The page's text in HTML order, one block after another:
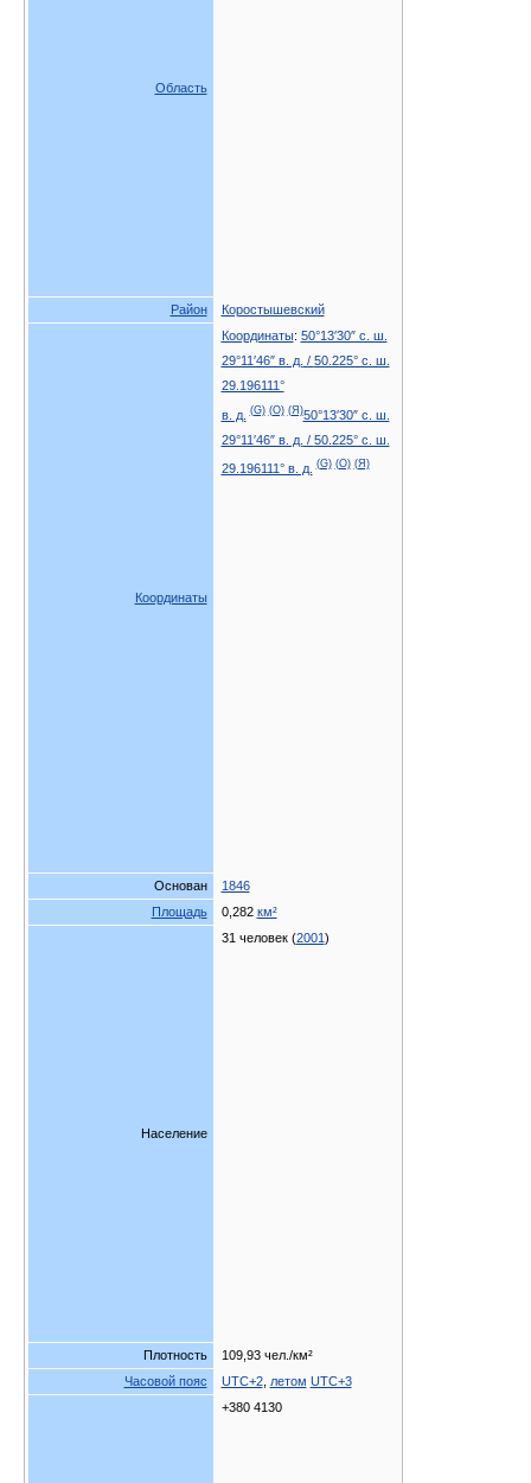
Область
Район Коростышевский
Координаты
Координаты: 50°13′30″ с. ш.
29°11′46″ в. д. / 50.225° с. ш.
29.196111°
в. д. (G) (O) (Я)50°13′30″ с. ш.
29°11′46″ в. д. / 50.225° с. ш.
29.196111° в. д. (G) (O) (Я)
Основан
1846
Площадь
0,282 км²
Население
31 человек (2001)
Плотность
109,93 чел./км²
Часовой пояс
UTC+2, летом UTC+3
+380 4130